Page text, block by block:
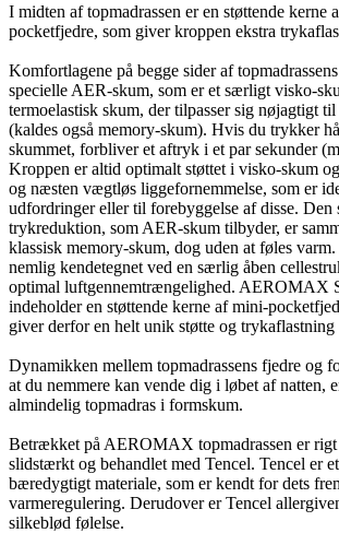
I midten af topmadrassen er en støttende
pocketfjedre, som giver kroppen ekstra
Komfortlagene på begge sider af
specielle AER-skum, som er et særligt visko-
termoelastisk skum, der tilpasser sig nøjagtigt
(kaldes også memory-skum). Hvis du trykker
skummet, forbliver et aftryk i et par sekunder
Kroppen er altid optimalt støttet i visko-skum
og næsten vægtløs liggefornemmelse, som er
udfordringer eller til forebyggelse af disse. Den
trykreduktion, som AER-skum tilbyder, er
klassisk memory-skum, dog uden at føles
nemlig kendetegnet ved en særlig åben
optimal luftgennemtrængelighed. AEROMAX
indeholder en støttende kerne af mini-
giver derfor en helt unik støtte og trykaflastning
Dynamikken mellem topmadrassens fjedre og
at du nemmere kan vende dig i løbet af natten,
almindelig topmadras i formskum.
Betrækket på AEROMAX topmadrassen er rigt
slidstærkt og behandlet med Tencel. Tencel er
bæredygtigt materiale, som er kendt for dets
varmeregulering. Derudover er Tencel
silkeblød følelse.